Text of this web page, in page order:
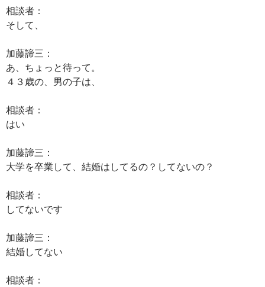
相談者：
そして、
加藤諦三：
あ、ちょっと待って。
４３歳の、男の子は、
相談者：
はい
加藤諦三：
大学を卒業して、結婚はしてるの？してないの？
相談者：
してないです
加藤諦三：
結婚してない
相談者：